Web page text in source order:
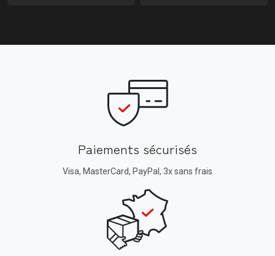
Paiements sécurisés
Visa, MasterCard, PayPal, 3x sans frais